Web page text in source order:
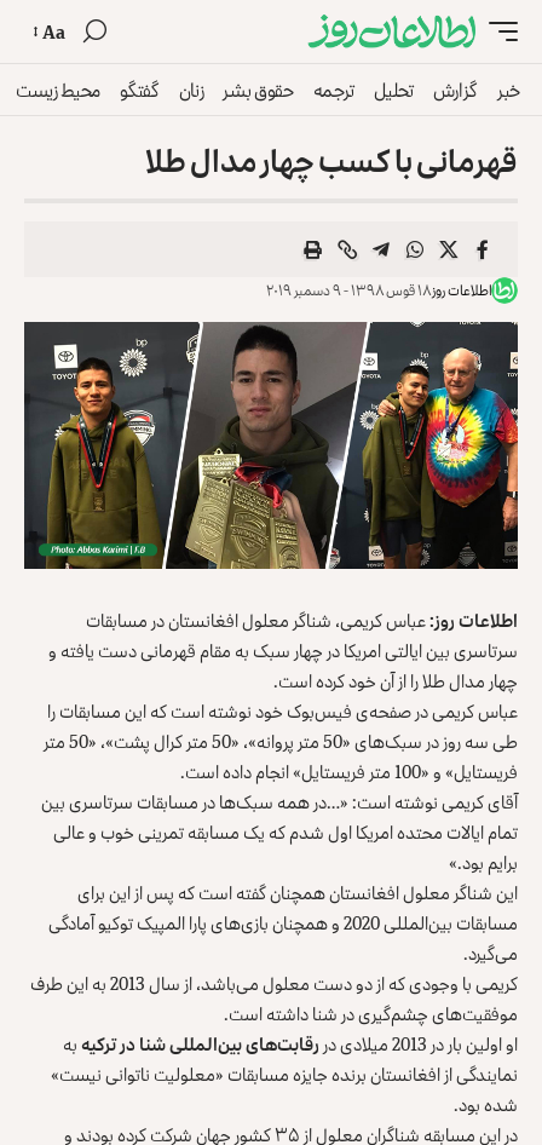
Aa
خبر گزارش تحلیل ترجمه حقوق بشر زنان گفتگو محیط زیست
قهرمانی با کسب چهار مدال طلا
اطلاعات روز۱۸ قوس ۱۳۹۸ - ۹ دسمبر ۲۰۱۹
اطلاعات روز:عباس کریمی، شناگر معلول افغانستان در مسابقات
سرتاسری بین ایالتی امریکا در چهار سبک به مقام قهرمانی دست یافته و
چهار مدال طلا را از آن خود کرده است.
عباس کریمی در صفحه‌ی فیس‌بوک خود نوشته است که این مسابقات را
طی سه روز در سبک‌های «50 متر پروانه»، «50 متر کرال پشت»، «50 متر
فریستایل» و «100 متر فریستایل» انجام داده است.
آقای کریمی نوشته است: «…در همه سبک‌ها در مسابقات سرتاسری بین
تمام ایالات محتده امریکا اول شدم که یک مسابقه تمرینی خوب و عالی
برایم بود.»
این شناگر معلول افغانستان همچنان گفته است که پس از این برای
مسابقات بین‌المللی 2020 و همچنان بازی‌های پارا المپیک توکیو آمادگی
می‌گیرد.
کریمی با وجودی که از دو دست معلول می‌باشد، از سال 2013 به این طرف
موفقیت‌های چشم‌گیری در شنا داشته است.
او اولین بار در 2013 میلادی در
رقابت‌های بین‌المللی شنا در ترکیهبه
نمایندگی از افغانستان برنده جایزه مسابقات «معلولیت ناتوانی نیست»
شده بود.
در این مسابقه شناگران معلول از ۳۵ کشور جهان شرکت کرده بودند و